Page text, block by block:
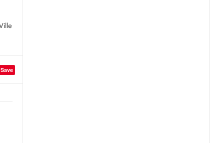
Save